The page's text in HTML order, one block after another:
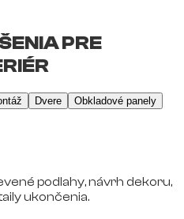
PRE
Dvere
Obkladové panely
podlahy, návrh dekoru,
ukončenia.